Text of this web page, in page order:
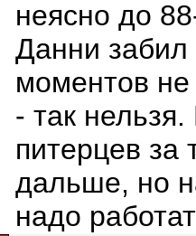
неясно до
Данни забил
моментов
- так
питерцев за
дальше, но
надо